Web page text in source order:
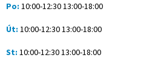
Po: 10:00-12:30 13:00-18:00
Út: 10:00-12:30 13:00-18:00
St: 10:00-12:30 13:00-18:00